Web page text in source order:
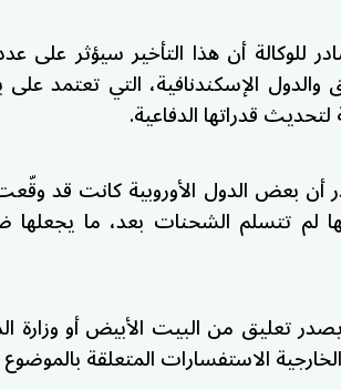
للوكالة أن هذا التأخير سيؤثر على
والدول الإسكندنافية، التي تعتمد
لتحديث قدراتها الدفاعية.
أن بعض الدول الأوروبية كانت قد
لم تتسلم الشحنات بعد، ما يجعلها
تعليق من البيت الأبيض أو وزارة
الاستفسارات المتعلقة بالموضوع